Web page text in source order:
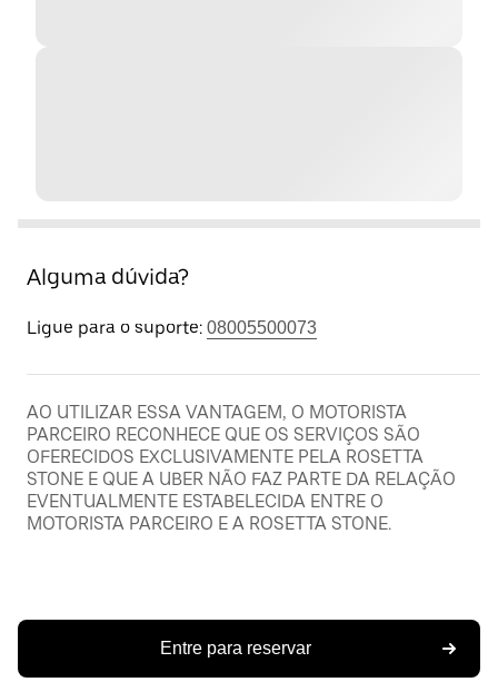
Alguma dúvida?
Ligue para o suporte: 08005500073
AO UTILIZAR ESSA VANTAGEM, O MOTORISTA
PARCEIRO RECONHECE QUE OS SERVIÇOS SÃO
OFERECIDOS EXCLUSIVAMENTE PELA ROSETTA
STONE E QUE A UBER NÃO FAZ PARTE DA RELAÇÃO
EVENTUALMENTE ESTABELECIDA ENTRE O
MOTORISTA PARCEIRO E A ROSETTA STONE.
Entre para reservar